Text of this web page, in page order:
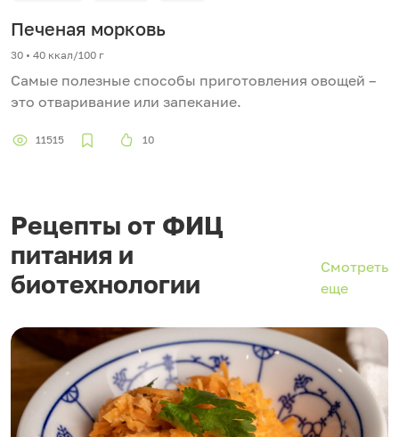
Печеная морковь
30 • 40 ккал/100 г
Самые полезные способы приготовления овощей –
это отваривание или запекание.
11515 10
Рецепты от ФИЦ
питания и
биотехнологии
Смотреть
еще